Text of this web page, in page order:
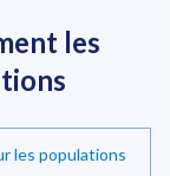
les
les populations